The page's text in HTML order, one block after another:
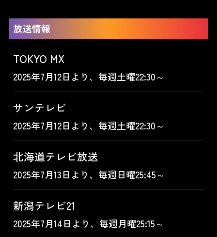
TOKYO MX
2025年7月12日より、毎週土曜22:30～
サンテレビ
2025年7月12日より、毎週土曜22:30～
北海道テレビ放送
2025年7月13日より、毎週日曜25:45～
新潟テレビ21
2025年7月14日より、毎週月曜25:15～